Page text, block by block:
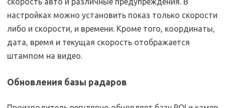
настройках можно установить показ только скорости
либо и скорости, и времени. Кроме того, координаты,
дата, время и текущая скорость отображается
штампом на видео.
Обновления базы радаров